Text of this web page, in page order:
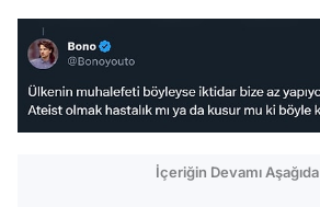
İçeriğin Devamı Aşağıda